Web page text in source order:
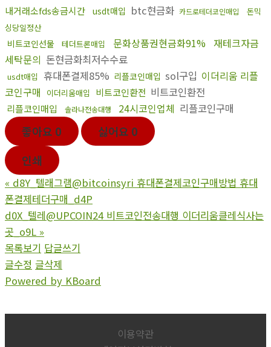
내거래소fds송금시간 usdt매입 btc현금화 카드로테더코인매입
돈믹
싱당일정산
비트코인선물 테더트론매입 문화상품권현금화91% 재테크자금
세탁문의 돈현금화최저수수료
usdt매입 휴대폰결제85% 리플코인매입 sol구입 이더리움 리플
코인구매
이더리움매입 비트코인환전 비트코인환전
리플코인매입 솔라나전송대행 24시코인업체 리플코인구매
좋아요 0 싫어요 0
인쇄
« d8Y_텔래그램@bitcoinsyri 휴대폰결제코인구매방법 휴대
폰결제테더구매_d4P
d0X_텔레@UPCOIN24 비트코인전송대행 이더리움클레식사는
곳_o9L »
목록보기 답글쓰기
글수정 글삭제
Powered by KBoard
이용약관